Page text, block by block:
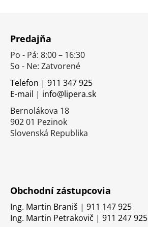
Predajňa
Po - Pá: 8:00 – 16:30
So - Ne: Zatvorené
Telefon | 911 347 925
E-mail | info@lipera.sk
Bernolákova 18
902 01 Pezinok
Slovenská Republika
Obchodní zástupcovia
Ing. Martin Braniš | 911 147 925
Ing. Martin Petrakovič | 911 247 925